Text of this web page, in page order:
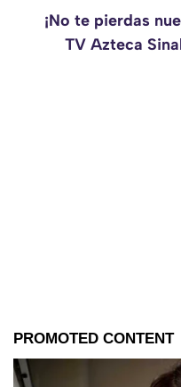
¡No te pierdas
TV Azteca